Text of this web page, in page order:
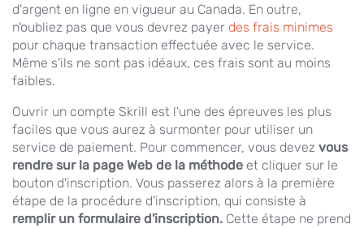
d'argent en ligne en vigueur au Canada. En outre,
n'oubliez pas que vous devrez payer des frais minimes
pour chaque transaction effectuée avec le service.
Même s'ils ne sont pas idéaux, ces frais sont au moins
faibles.
Ouvrir un compte Skrill est l'une des épreuves les plus
faciles que vous aurez à surmonter pour utiliser un
service de paiement. Pour commencer, vous devez vous
rendre sur la page Web de la méthode et cliquer sur le
bouton d'inscription. Vous passerez alors à la première
étape de la procédure d'inscription, qui consiste à
remplir un formulaire d'inscription. Cette étape ne prend